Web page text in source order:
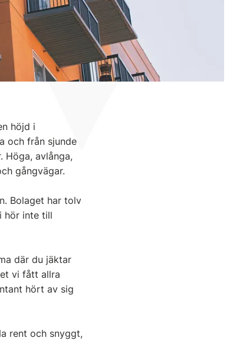
höjd i
och från sjunde
Höga, avlånga,
gångvägar.
Bolaget har tolv
hör inte till
där du jäktar
vi fått allra
hört av sig
rent och snyggt,